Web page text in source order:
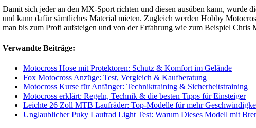
Damit sich jeder an den MX-Sport richten und diesen ausüben kann, wurde
und kann dafür sämtliches Material mieten. Zugleich werden Hobby
man bis zum Profi aufsteigen und von der Erfahrung wie zum Beispiel
Verwandte Beiträge:
Motocross Hose mit Protektoren: Schutz & Komfort im Gelände
Fox Motocross Anzüge: Test, Vergleich & Kaufberatung
Motocross Kurse für Anfänger: Techniktraining & Sicherheitstraining
Motocross erklärt: Regeln, Technik & die besten Tipps für Einsteiger
Leichte 26 Zoll MTB Laufräder: Top-Modelle für mehr
Unglaublicher Puky Laufrad Light Test: Warum Dieses Modell mit